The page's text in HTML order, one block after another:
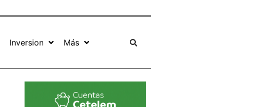
Inversion Más